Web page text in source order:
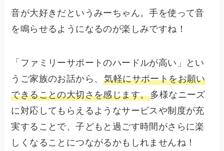
音が大好きだというみーちゃん。手を使って音
を鳴らせるようになるのが楽しみですね！
「ファミリーサポートのハードルが高い」とい
うご家族のお話から、気軽にサポートをお願い
できることの大切さを感じます。多様なニーズ
に対応してもらえるようなサービスや制度が充
実することで、子どもと過ごす時間がさらに楽
しくなることにつながるかもしれませんね！